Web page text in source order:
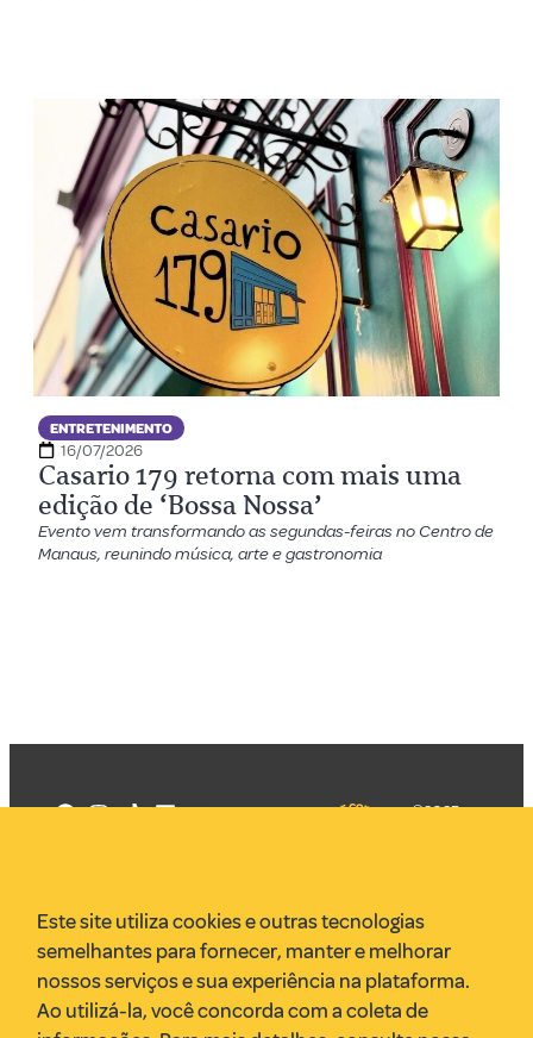
ENTRETENIMENTO
16/07/2026
Casario 179 retorna com mais uma
edição de ‘Bossa Nossa’
Evento vem transformando as segundas-feiras no Centro de
Manaus, reunindo música, arte e gastronomia
VR Assessoria
Parcerias
Envie uma pauta
Anuncie
©2025
Este site utiliza cookies e outras tecnologias
semelhantes para fornecer, manter e melhorar
nossos serviços e sua experiência na plataforma.
Ao utilizá-la, você concorda com a coleta de